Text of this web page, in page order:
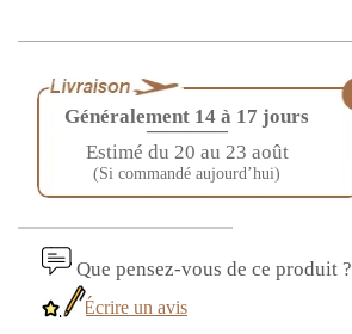
Généralement 14 à 17 jours
————
Estimé du 20 au 23 août
(Si commandé aujourd’hui)
Que pensez-vous de ce produit ?
Écrire un avis